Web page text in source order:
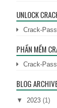
UNLOCK
Crack-
PHẦN MỀM
Crack-
BLOG
▼ 2023 (1)